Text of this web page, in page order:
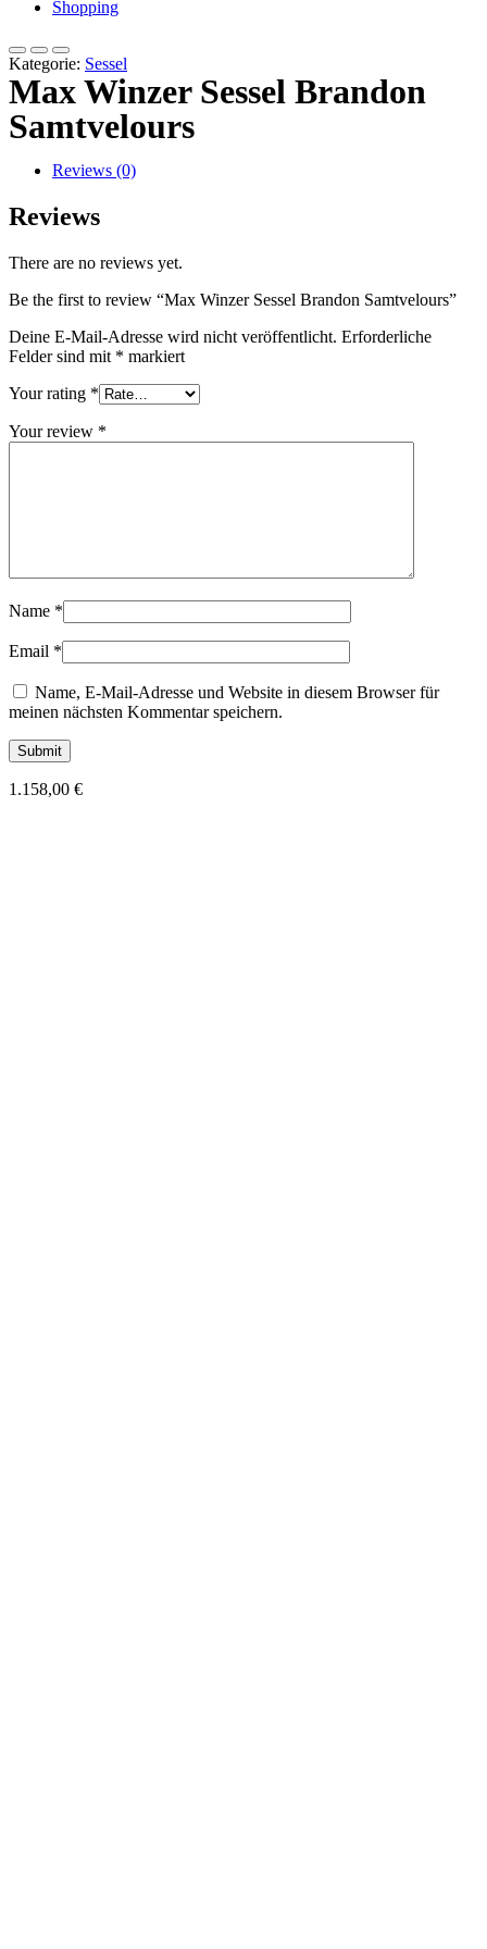
Shopping
Kategorie: Sessel
Max Winzer Sessel Brandon
Samtvelours
Reviews (0)
Reviews
There are no reviews yet.
Be the first to review “Max Winzer Sessel Brandon Samtvelours”
Deine E-Mail-Adresse wird nicht veröffentlicht. Erforderliche
Felder sind mit * markiert
Your rating *
Your review *
Name *
Email *
Name, E-Mail-Adresse und Website in diesem Browser für
meinen nächsten Kommentar speichern.
1.158,00 €